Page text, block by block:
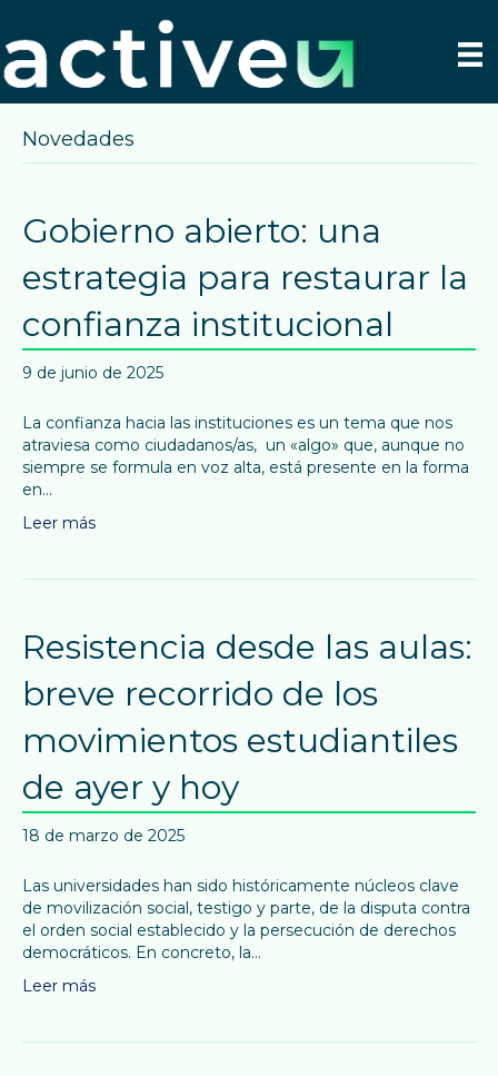
Novedades
Gobierno abierto: una
estrategia para restaurar la
confianza institucional
9 de junio de 2025
La confianza hacia las instituciones es un tema que nos
atraviesa como ciudadanos/as, un «algo» que, aunque no
siempre se formula en voz alta, está presente en la forma
en…
Leer más
Resistencia desde las aulas:
breve recorrido de los
movimientos estudiantiles
de ayer y hoy
18 de marzo de 2025
Las universidades han sido históricamente núcleos clave
de movilización social, testigo y parte, de la disputa contra
el orden social establecido y la persecución de derechos
democráticos. En concreto, la…
Leer más